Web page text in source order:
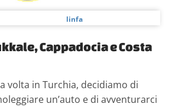
linfa
Cappadocia e Costa
volta in Turchia, decidiamo di
un’auto e di avventurarci